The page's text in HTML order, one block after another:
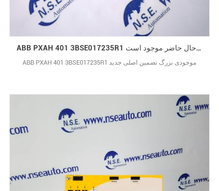
ABB PXAH 401 3BSE017235R1 مارک های شناخته شده با کیفیت بالا در حال حاضر موجود است
ABB PXAH 401 3BSE017235R1 موجودی بزرگ تضمین اصلی جدید